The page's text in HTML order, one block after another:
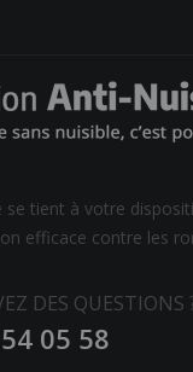
se tient à votre
efficace contre les
DES QUESTIONS
05 58